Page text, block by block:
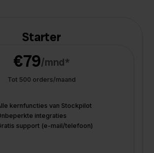
Starter
€79/mnd*
Tot 500 orders/maand
kernfuncties van Stockpilot
integraties
support (e-mail/telefoon)